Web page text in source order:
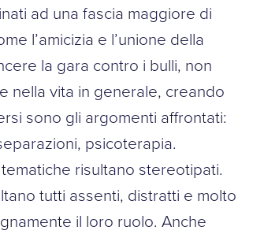
ad una fascia maggiore di
l’amicizia e l’unione della
la gara contro i bulli, non
nella vita in generale, creando
sono gli argomenti affrontati:
psicoterapia.
risultano stereotipati.
tutti assenti, distratti e molto
il loro ruolo. Anche